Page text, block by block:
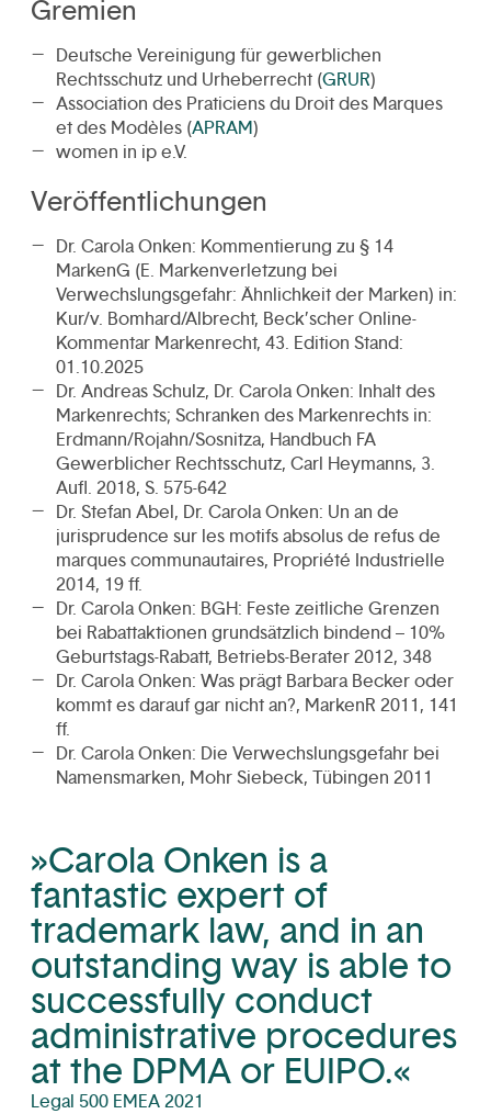
Gremien
Deutsche Vereinigung für gewerblichen
Rechtsschutz und Urheberrecht (GRUR)
Association des Praticiens du Droit des Marques
et des Modèles (APRAM)
women in ip e.V.
Veröffentlichungen
Dr. Carola Onken: Kommentierung zu § 14
MarkenG (E. Markenverletzung bei
Verwechslungsgefahr: Ähnlichkeit der Marken) in:
Kur/v. Bomhard/Albrecht, Beck’scher Online-
Kommentar Markenrecht, 43. Edition Stand:
01.10.2025
Dr. Andreas Schulz, Dr. Carola Onken: Inhalt des
Markenrechts; Schranken des Markenrechts in:
Erdmann/Rojahn/Sosnitza, Handbuch FA
Gewerblicher Rechtsschutz, Carl Heymanns, 3.
Aufl. 2018, S. 575-642
Dr. Stefan Abel, Dr. Carola Onken: Un an de
jurisprudence sur les motifs absolus de refus de
marques communautaires, Propriété Industrielle
2014, 19 ff.
Dr. Carola Onken: BGH: Feste zeitliche Grenzen
bei Rabattaktionen grundsätzlich bindend – 10%
Geburtstags-Rabatt, Betriebs-Berater 2012, 348
Dr. Carola Onken: Was prägt Barbara Becker oder
kommt es darauf gar nicht an?, MarkenR 2011, 141
ff.
Dr. Carola Onken: Die Verwechslungsgefahr bei
Namensmarken, Mohr Siebeck, Tübingen 2011
»Carola Onken is a
fantastic expert of
trademark law, and in an
outstanding way is able to
successfully conduct
administrative procedures
at the DPMA or EUIPO.«
Legal 500 EMEA 2021